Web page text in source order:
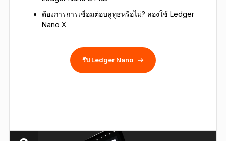
ต้องการการเชื่อมต่อบลูทูธหรือไม่? ลองใช้ Ledger
Nano X
รับ Ledger Nano